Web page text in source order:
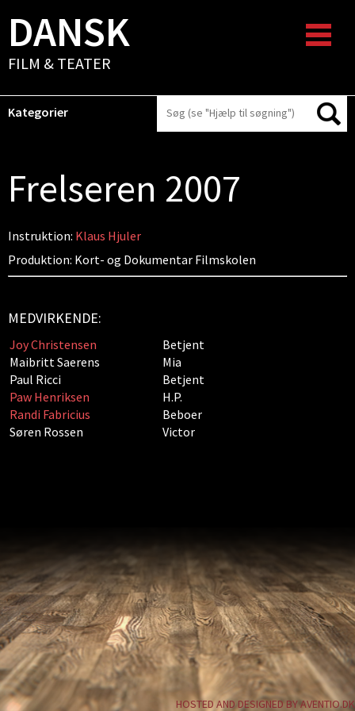
DANSK
FILM & TEATER
Kategorier
Frelseren 2007
Instruktion: Klaus Hjuler
Produktion: Kort- og Dokumentar Filmskolen
MEDVIRKENDE:
Joy Christensen
Betjent
Maibritt Saerens
Mia
Paul Ricci
Betjent
Paw Henriksen
H.P.
Randi Fabricius
Beboer
Søren Rossen
Victor
HOSTED AND DESIGNED BY AVENTIO.DK